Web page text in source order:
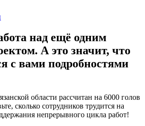
над ещё одним
А это значит, что
с вами подробностями
области рассчитан на 6000 голов
сколько сотрудников трудится на
непрерывного цикла работ!